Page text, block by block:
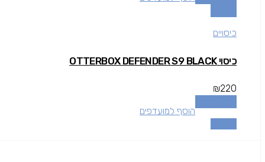
כיסויים
כיסוי OTTERBOX DEFENDER S9 BLACK
₪220
הוסף למועדפים